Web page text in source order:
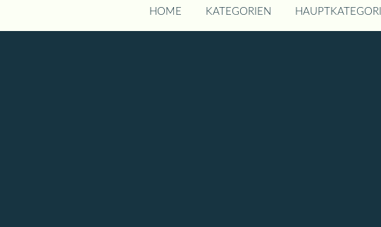
HOME KATEGORIEN